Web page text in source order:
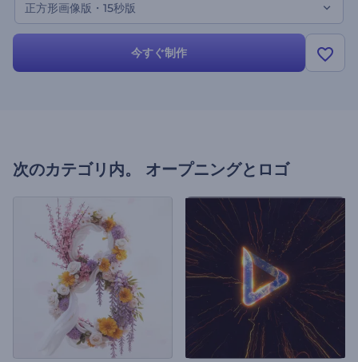
正方形画像版・15秒版
今すぐ制作
次のカテゴリ内。 オープニングとロゴ